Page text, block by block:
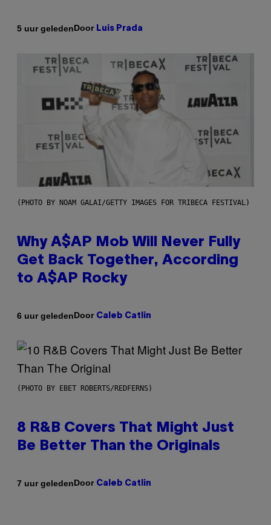
5 uur geledenDoor Luis Prada
(PHOTO BY NOAM GALAI/GETTY IMAGES FOR TRIBECA FESTIVAL)
Why A$AP Mob Will Never Fully
Get Back Together, According
to A$AP Rocky
6 uur geledenDoor Caleb Catlin
(PHOTO BY EBET ROBERTS/REDFERNS)
8 R&B Covers That Might Just
Be Better Than the Originals
7 uur geledenDoor Caleb Catlin